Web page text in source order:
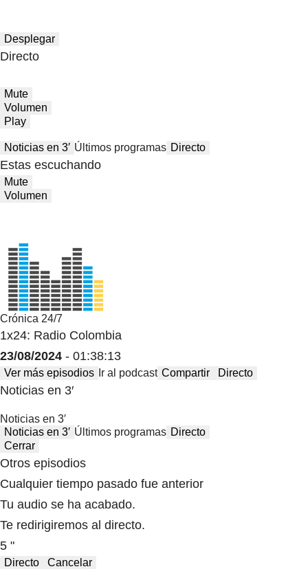
Desplegar
Directo
Mute
Volumen
Play
Noticias en 3′ Últimos programas Directo
Estas escuchando
Mute
Volumen
Crónica 24/7
1x24: Radio Colombia
23/08/2024 - 01:38:13
Ver más episodios Ir al podcast Compartir Directo
Noticias en 3′
Noticias en 3′
Noticias en 3′ Últimos programas Directo
Cerrar
Otros episodios
Cualquier tiempo pasado fue anterior
Tu audio se ha acabado.
Te redirigiremos al directo.
5 "
Directo
Cancelar